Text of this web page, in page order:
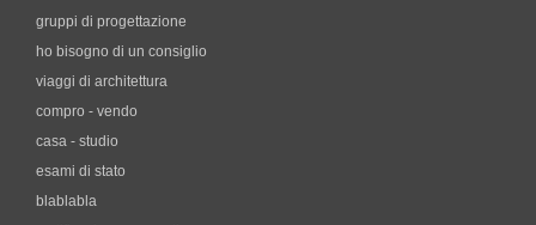
gruppi di progettazione
ho bisogno di un consiglio
viaggi di architettura
compro - vendo
casa - studio
esami di stato
blablabla